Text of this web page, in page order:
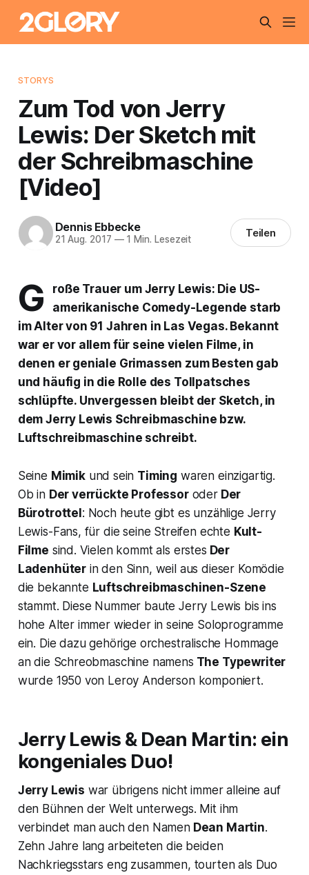
STORYS
Zum Tod von Jerry
Lewis: Der Sketch mit
der Schreibmaschine
[Video]
Dennis Ebbecke
21 Aug. 2017 —1 Min. Lesezeit Teilen
G
roße Trauer um Jerry Lewis: Die US-
amerikanische Comedy-Legende starb
im Alter von 91 Jahren in Las Vegas. Bekannt
war er vor allem für seine vielen Filme, in
denen er geniale Grimassen zum Besten gab
und häufig in die Rolle des Tollpatsches
schlüpfte. Unvergessen bleibt der Sketch, in
dem Jerry Lewis Schreibmaschine bzw.
Luftschreibmaschine schreibt.
Seine Mimikund sein Timing waren einzigartig.
Ob in Der verrückte ProfessoroderDer
Bürotrottel: Noch heute gibt es unzählige Jerry
Lewis-Fans, für die seine Streifen echte Kult-
Filme sind. Vielen kommt als erstes Der
Ladenhüter in den Sinn, weil aus dieser Komödie
die bekannte Luftschreibmaschinen-Szene
stammt. Diese Nummer baute Jerry Lewis bis ins
hohe Alter immer wieder in seine Soloprogramme
ein. Die dazu gehörige orchestralische Hommage
an die Schreobmaschine namens The Typewriter
wurde 1950 von Leroy Anderson komponiert.
Jerry Lewis & Dean Martin: ein
kongeniales Duo!
Jerry Lewis war übrigens nicht immer alleine auf
den Bühnen der Welt unterwegs. Mit ihm
verbindet man auch den NamenDean Martin.
Zehn Jahre lang arbeiteten die beiden
Nachkriegsstars eng zusammen, tourten als Duo